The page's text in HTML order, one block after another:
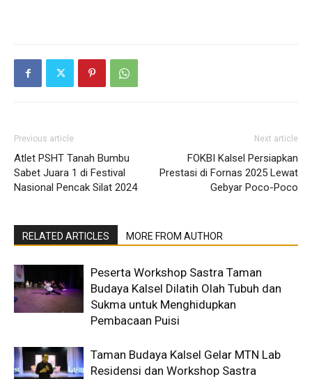
Previous article
Atlet PSHT Tanah Bumbu
Sabet Juara 1 di Festival
Nasional Pencak Silat 2024
Next article
FOKBI Kalsel Persiapkan
Prestasi di Fornas 2025 Lewat
Gebyar Poco-Poco
RELATED ARTICLES MORE FROM AUTHOR
Peserta Workshop Sastra Taman
Budaya Kalsel Dilatih Olah Tubuh dan
Sukma untuk Menghidupkan
Pembacaan Puisi
Taman Budaya Kalsel Gelar MTN Lab
Residensi dan Workshop Sastra